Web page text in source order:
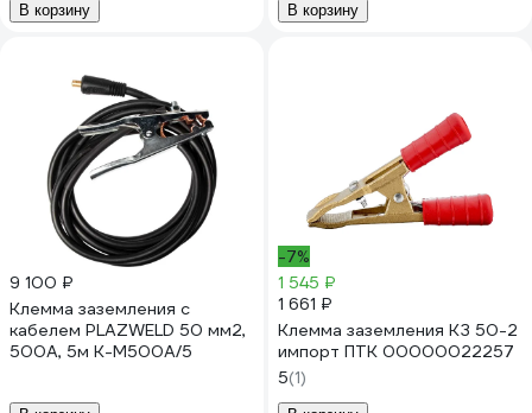
В корзину В корзину
9 100 ₽
Клемма заземления с
кабелем PLAZWELD 50 мм2,
500A, 5м K-M500A/5
-7%
1 545 ₽
1 661 ₽
Клемма заземления КЗ 50-2
импорт ПТК 00000022257
5(1)